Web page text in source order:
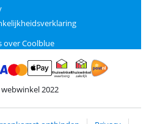
over Coolblue
en Visa via ClickToPay
Betalen met ApplePay
Thuiswinkel waarborg
webwinkel 2022